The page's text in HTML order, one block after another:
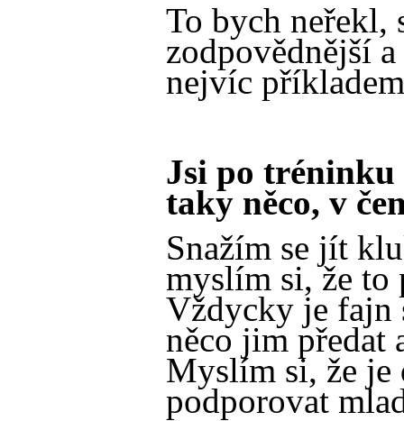
To bych neřekl,
zodpovědnější
nejvíc
Jsi po tréninku
taky něco, v
Snažím se jít
myslím si, že to
Vždycky je fajn
něco jim předat
Myslím si, že je
podporovat